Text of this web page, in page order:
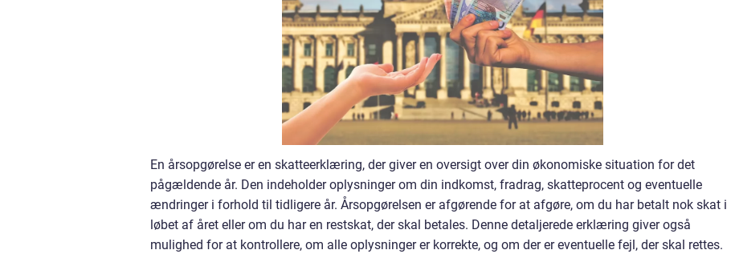
En årsopgørelse er en skatteerklæring, der giver en oversigt over din økonomiske situation for det
pågældende år. Den indeholder oplysninger om din indkomst, fradrag, skatteprocent og eventuelle
ændringer i forhold til tidligere år. Årsopgørelsen er afgørende for at afgøre, om du har betalt nok skat i
løbet af året eller om du har en restskat, der skal betales. Denne detaljerede erklæring giver også
mulighed for at kontrollere, om alle oplysninger er korrekte, og om der er eventuelle fejl, der skal rettes.